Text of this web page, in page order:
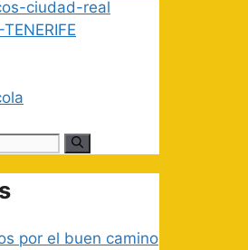
por el buen camino